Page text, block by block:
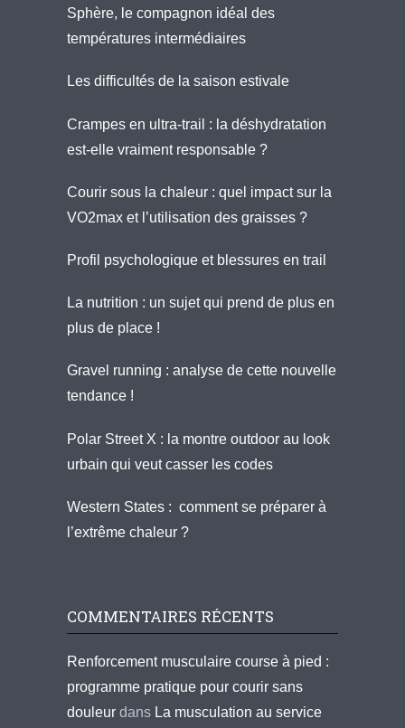
Sphère, le compagnon idéal des
températures intermédiaires
Les difficultés de la saison estivale
Crampes en ultra-trail : la déshydratation
est-elle vraiment responsable ?
Courir sous la chaleur : quel impact sur la
VO2max et l’utilisation des graisses ?
Profil psychologique et blessures en trail
La nutrition : un sujet qui prend de plus en
plus de place !
Gravel running : analyse de cette nouvelle
tendance !
Polar Street X : la montre outdoor au look
urbain qui veut casser les codes
Western States : comment se préparer à
l’extrême chaleur ?
COMMENTAIRES RÉCENTS
Renforcement musculaire course à pied :
programme pratique pour courir sans
douleur dans La musculation au service